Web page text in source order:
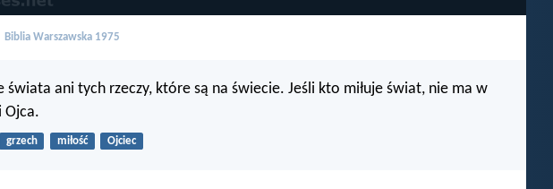
Biblia Warszawska 1975
świata ani tych rzeczy, które są na świecie. Jeśli kto miłuje świat, nie ma w
Ojca.
grzech miłość Ojciec